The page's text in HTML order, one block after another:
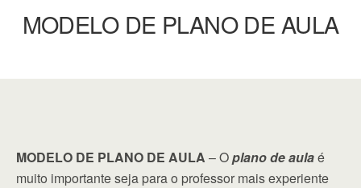
MODELO DE PLANO DE AULA
MODELO DE PLANO DE AULA – Oplano de aulaé
muito importante seja para o professor mais experiente